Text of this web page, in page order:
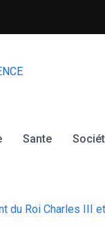
Sante
du Roi Charles III